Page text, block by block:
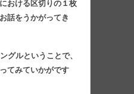
おける区切りの１枚
話をうかがってき
グルということで、
てみていかがです